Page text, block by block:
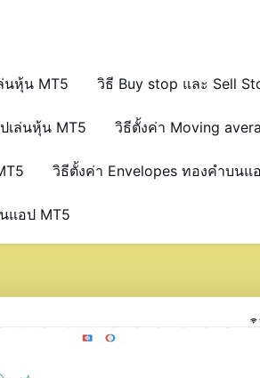
นหุ้น MT5
วิธี Buy stop และ Sell
เล่นหุ้น MT5 วิธีตั้งค่า Moving
วิธีตั้งค่า Envelopes ทองคำบนแ
แอป MT5